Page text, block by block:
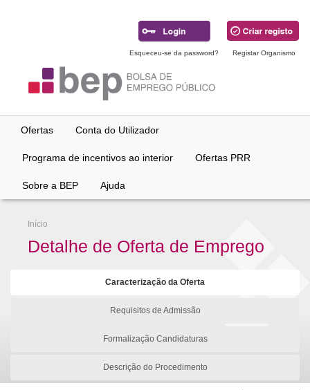
Esqueceu-se da password? Registar Organismo
Ofertas Conta do Utilizador
Programa de incentivos ao interior Ofertas PRR
Sobre a BEP Ajuda
Início
Detalhe de Oferta de Emprego
Caracterização da Oferta
Requisitos de Admissão
Formalização Candidaturas
Descrição do Procedimento